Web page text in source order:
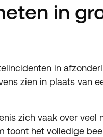
in
in
zien in plaats van
zich vaak over veel
toont het volledige